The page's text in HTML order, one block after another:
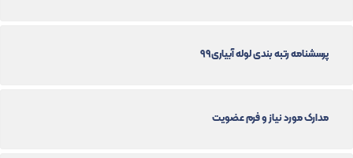
پرسشنامه رتبه بندی لوله آبیاری99
مدارک مورد نیاز و فرم عضویت